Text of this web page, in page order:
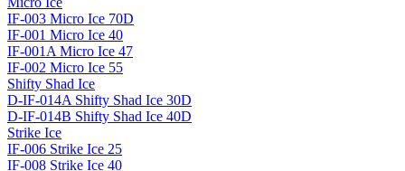
IF-003 Micro Ice 70D
IF-001 Micro Ice 40
IF-001A Micro Ice 47
IF-002 Micro Ice 55
Shifty Shad Ice
D-IF-014A Shifty Shad Ice 30D
D-IF-014B Shifty Shad Ice 40D
Strike Ice
IF-006 Strike Ice 25
IF-008 Strike Ice 40